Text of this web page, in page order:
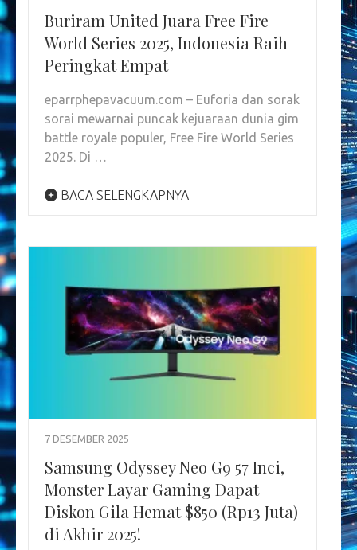
Buriram United Juara Free Fire
World Series 2025, Indonesia Raih
Peringkat Empat
eparrphepavacuum.com – Euforia dan sorak
sorai mewarnai puncak kejuaraan dunia gim
battle royale populer, Free Fire World Series
2025. Di …
BACA SELENGKAPNYA
7 DESEMBER 2025
Samsung Odyssey Neo G9 57 Inci,
Monster Layar Gaming Dapat
Diskon Gila Hemat $850 (Rp13 Juta)
di Akhir 2025!